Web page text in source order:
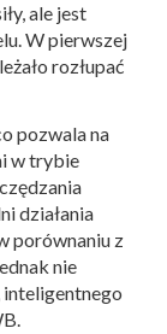
ale jest
W pierwszej
rozłupać
pozwala na
w trybie
działania
porównaniu z
nie